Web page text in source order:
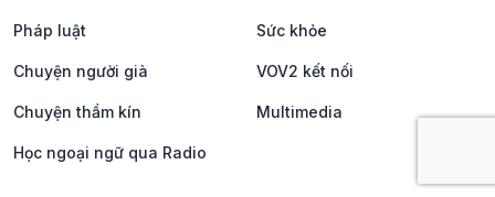
Pháp luật Sức khỏe
Chuyện người già VOV2 kết nối
Chuyện thầm kín Multimedia
Học ngoại ngữ qua Radio